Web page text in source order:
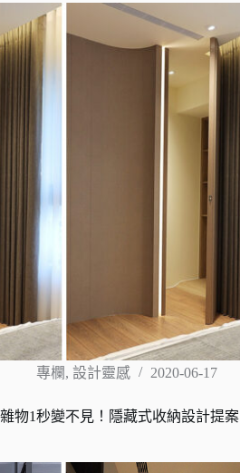
專欄, 設計靈感 2020-06-17
雜物1秒變不見！隱藏式收納設計提案